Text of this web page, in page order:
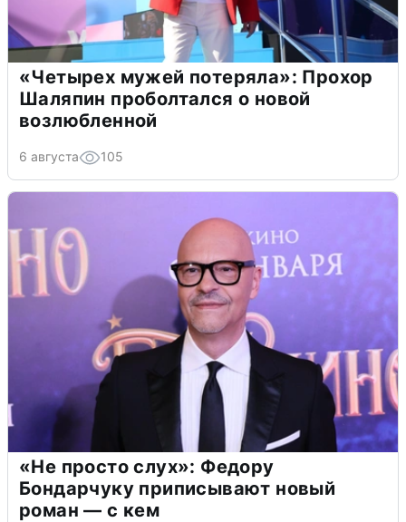
«Четырех мужей потеряла»: Прохор
Шаляпин проболтался о новой
возлюбленной
6 августа 105
«Не просто слух»: Федору
Бондарчуку приписывают новый
роман — с кем